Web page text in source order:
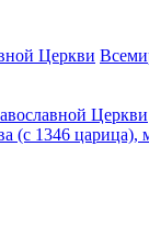
Церкви
Церкви
(с 1346 царица),